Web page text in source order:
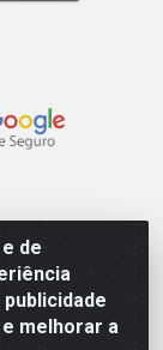
de
melhorar a
SP